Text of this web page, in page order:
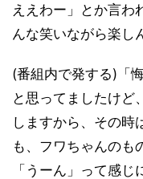
ええわー」とか言わ
んな笑いながら楽し
(番組内で発する)「
と思ってましたけど
しますから、その時
も、フワちゃんのも
「うーん」って感